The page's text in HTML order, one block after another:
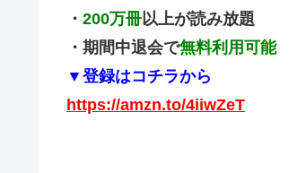
・ 200万冊以上が読み放題
・期間中退会で無料利用可能
▼登録はコチラから
https://amzn.to/4iiwZeT